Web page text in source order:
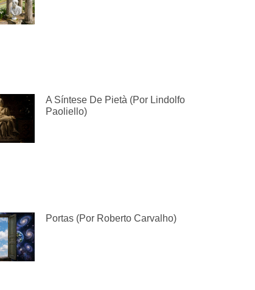
A Síntese De Pietà (por Lindolfo
Paoliello)
Portas (por Roberto Carvalho)